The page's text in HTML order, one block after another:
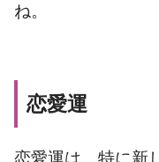
ね。
恋愛運
恋愛運は、特に新